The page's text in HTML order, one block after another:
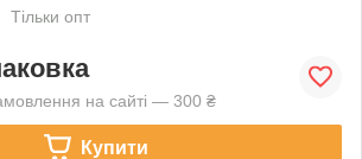
Тільки опт
на сайті — 300 ₴
Купити